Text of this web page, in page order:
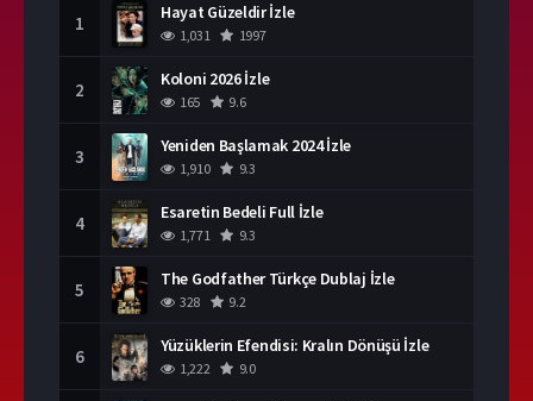
1 Hayat Güzeldir İzle
1,031 1997
2 Koloni 2026 İzle
165 9.6
3 Yeniden Başlamak 2024 İzle
1,910 9.3
4 Esaretin Bedeli Full İzle
1,771 9.3
5 The Godfather Türkçe Dublaj İzle
328 9.2
6 Yüzüklerin Efendisi: Kralın Dönüşü İzle
1,222 9.0